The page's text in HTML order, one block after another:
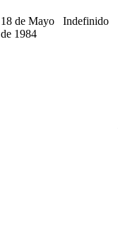
18 de Mayo
de 1984
Indefinido